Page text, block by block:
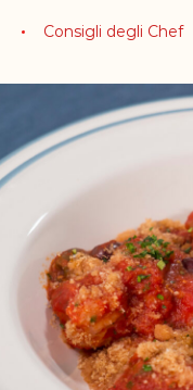
Consigli degli Chef